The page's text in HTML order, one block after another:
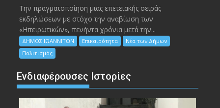
Την πραγματοποίηση μιας επετειακής σειράς
εκδηλώσεων με στόχο την αναβίωση των
«Ηπειρωτικών», πενήντα χρόνια μετά την...
ΔΗΜΟΣ ΙΩΑΝΝΙΤΩΝ Επικαιρότητα
Νέα των Δήμων
Πολιτισμός
Ενδιαφέρουσες Ιστορίες